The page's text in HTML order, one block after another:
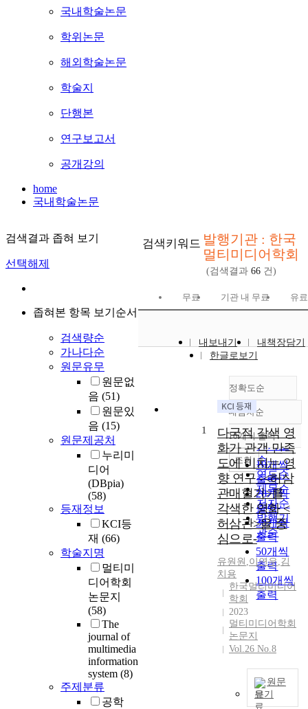
국내학술논문
학위논문
해외학술논문
학술지
단행본
연구보고서
공개강의
home
국내학술논문
검색결과 좁혀 보기
선택해제
좁혀본 항목 보기순서
검색량순
가나다순
원문유무
원문없
음 (51)
원문있
음 (15)
원문제공처
누리미
디어
(DBpia)
(58)
등재정보
KCI등
재 (66)
학술지명
멀티미
디어학회
논문지
(58)
The
journal of
multimedia
information
system (8)
주제분류
공학
검색키워드 발행기관 : 한국
멀티미디어학회
(검색결과 66 건)
무료 기관 내 무료 유료
내보내기
내책장담기
한글로보기
정확도순
정확도
순
인기도
순
연도순
제목순
저자순
발행기
관순
내림차순
내림차순
10개씩 출력
10개씩
출력
20개씩
출력
30개씩
출력
50개씩
출력
100개씩
출력
조회
1
다국적 각색 영
화가 관객 만족
도에 미치는 영
향 연구 -<허삼
관매혈기>를
각색한 영화 <
허삼관>을 중
심으로-
유원원 ,이연우,김
치용
한국멀티미디어
학회
2023
멀티미디어학회
논문지
Vol.26 No.8
원문
보기